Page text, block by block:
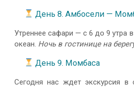
День 8. Амбосели —
Утреннее сафари — с 6 до 9 утра
океан. Ночь в гостинице на
День 9. Момбаса
Сегодня нас ждет экскурсия